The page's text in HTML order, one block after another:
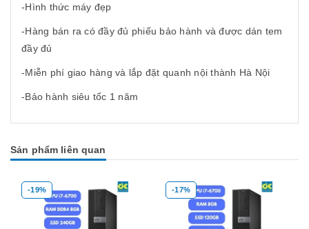
-Hình thức máy đẹp
-Hàng bán ra có đầy đủ phiếu bảo hành và được dán tem
đầy đủ
-Miễn phí giao hàng và lắp đặt quanh nội thành Hà Nội
-Bảo hành siêu tốc 1 năm
Sản phẩm liên quan
-19% -17%